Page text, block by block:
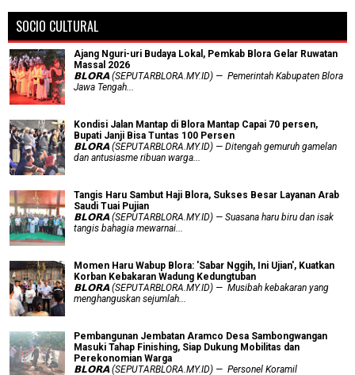
SOCIO CULTURAL
Ajang Nguri-uri Budaya Lokal, Pemkab Blora Gelar Ruwatan
Massal 2026
𝗕𝗟𝗢𝗥𝗔 (SEPUTARBLORA.MY.ID) — Pemerintah Kabupaten Blora
Jawa Tengah...
Kondisi Jalan Mantap di Blora Mantap Capai 70 persen,
Bupati Janji Bisa Tuntas 100 Persen
𝗕𝗟𝗢𝗥𝗔 (SEPUTARBLORA.MY.ID) — Ditengah gemuruh gamelan
dan antusiasme ribuan warga...
Tangis Haru Sambut Haji Blora, Sukses Besar Layanan Arab
Saudi Tuai Pujian
𝗕𝗟𝗢𝗥𝗔 (SEPUTARBLORA.MY.ID) — Suasana haru biru dan isak
tangis bahagia mewarnai...
Momen Haru Wabup Blora: ​'Sabar Nggih, Ini Ujian', Kuatkan
Korban Kebakaran Wadung Kedungtuban
𝗕𝗟𝗢𝗥𝗔 (SEPUTARBLORA.MY.ID) — Musibah kebakaran yang
menghanguskan sejumlah...
Pembangunan Jembatan Aramco Desa Sambongwangan
Masuki Tahap Finishing, Siap Dukung Mobilitas dan
Perekonomian Warga
𝗕𝗟𝗢𝗥𝗔 (SEPUTARBLORA.MY.ID) — Personel Koramil